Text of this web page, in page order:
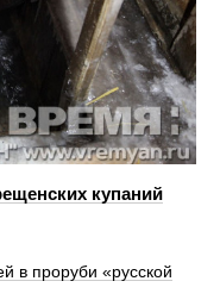
купаний
в проруби «русской